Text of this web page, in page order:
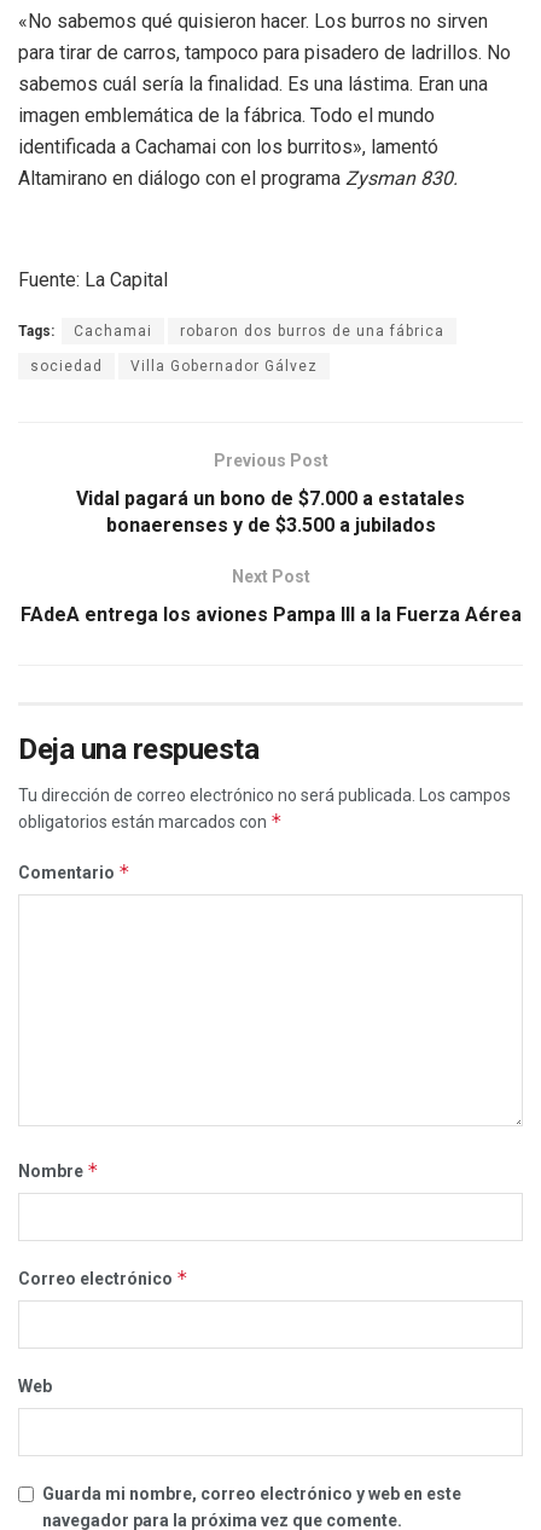
«No sabemos qué quisieron hacer. Los burros no sirven
para tirar de carros, tampoco para pisadero de ladrillos. No
sabemos cuál sería la finalidad. Es una lástima. Eran una
imagen emblemática de la fábrica. Todo el mundo
identificada a Cachamai con los burritos», lamentó
Altamirano en diálogo con el programa Zysman 830.
Fuente: La Capital
Tags: Cachamai robaron dos burros de una fábrica
sociedad Villa Gobernador Gálvez
Previous Post
Vidal pagará un bono de $7.000 a estatales
bonaerenses y de $3.500 a jubilados
Next Post
FAdeA entrega los aviones Pampa III a la Fuerza Aérea
Deja una respuesta
Tu dirección de correo electrónico no será publicada.
Los campos
obligatorios están marcados con *
Comentario *
Nombre *
Correo electrónico *
Web
Guarda mi nombre, correo electrónico y web en este
navegador para la próxima vez que comente.